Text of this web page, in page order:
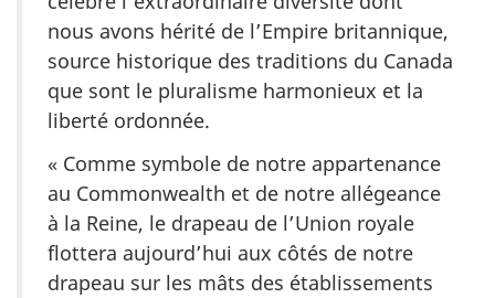
nous avons hérité de l’Empire britannique,
source historique des traditions du Canada
que sont le pluralisme harmonieux et la
liberté ordonnée.
« Comme symbole de notre appartenance
au Commonwealth et de notre allégeance
à la Reine, le drapeau de l’Union royale
flottera aujourd’hui aux côtés de notre
drapeau sur les mâts des établissements